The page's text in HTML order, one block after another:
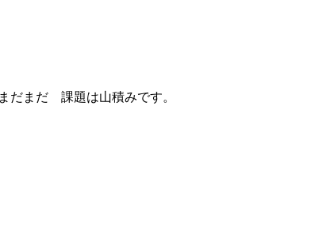
だまだ 課題は山積みです。